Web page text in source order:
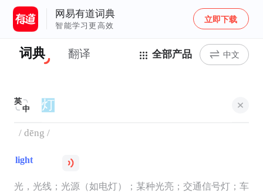
网易有道词典
智能学习更高效
立即下载
词典 翻译 全部产品 中文
英
中
/ dēng /
light
光，光线；光源（如电灯）；某种光亮；交通信号灯；车